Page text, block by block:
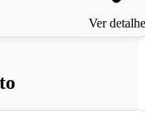
Ver